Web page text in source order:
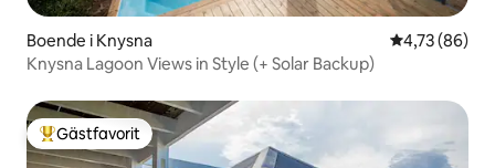
Boende i Knysna 4,73 av 5 i
4,73 (86)
Knysna Lagoon Views in Style (+ Solar Backup)
Populär gästfavorit
Gästfavorit